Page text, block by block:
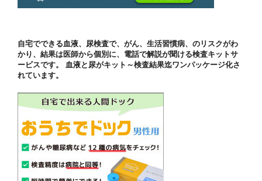
自宅でできる血液、尿検査で、がん、生活習慣病、のリスクがわ
かり、結果は医師から個別に、電話で解説が聞ける検査キットサ
ービスです。 血液と尿がキット～検査結果迄ワンパッケージ化さ
れています。